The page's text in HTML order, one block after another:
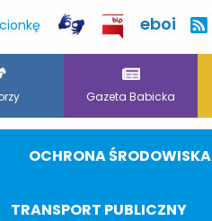
eboi
Gazeta Babicka
OCHRONA ŚRODOWISKA
TRANSPORT PUBLICZNY